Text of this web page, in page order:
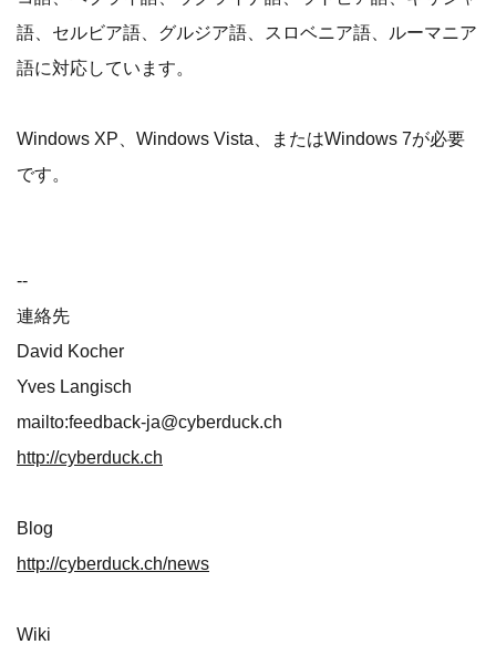
語、セルビア語、グルジア語、スロベニア語、ルーマニア
語に対応しています。
Windows XP、Windows Vista、またはWindows 7が必要
です。
--
連絡先
David Kocher
Yves Langisch
mailto:feedback-ja@cyberduck.ch
http://cyberduck.ch
Blog
http://cyberduck.ch/news
Wiki